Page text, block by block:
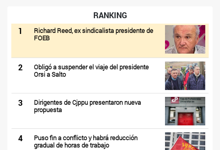
RANKING
1
Richard Reed, ex sindicalista presidente de
FOEB
2
Obligó a suspender el viaje del presidente
Orsi a Salto
3
Dirigentes de Cjppu presentaron nueva
propuesta
4
Puso fin a conflicto y habrá reducción
gradual de horas de trabajo